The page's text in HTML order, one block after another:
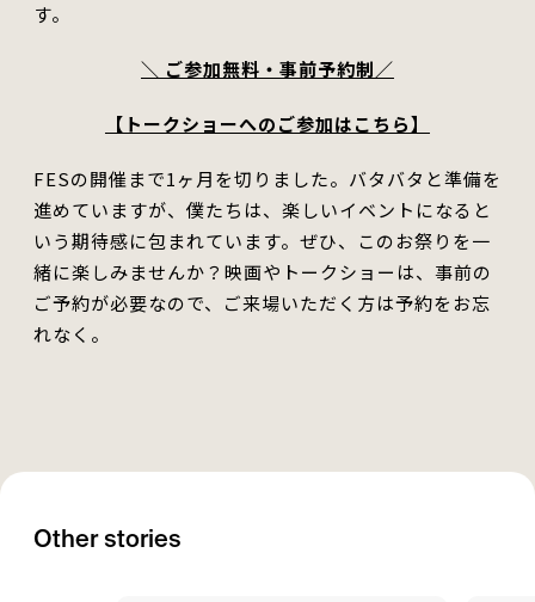
す。
＼ ご参加無料・事前予約制／
【トークショーへのご参加はこちら】
FESの開催まで1ヶ月を切りました。バタバタと準備を
進めていますが、僕たちは、楽しいイベントになると
いう期待感に包まれています。 ぜひ、このお祭りを一
緒に楽しみませんか？ 映画やトークショーは、事前の
ご予約が必要なので、ご来場いただく方は予約をお忘
れなく。
Other stories